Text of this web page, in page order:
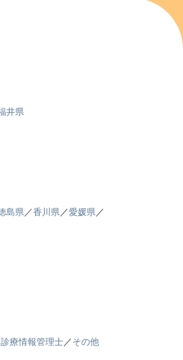
井県
島県／香川県／愛媛県／
診療情報管理士／ その他